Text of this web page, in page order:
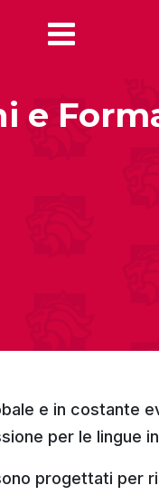
e
e in costante
per le lingue
progettati per